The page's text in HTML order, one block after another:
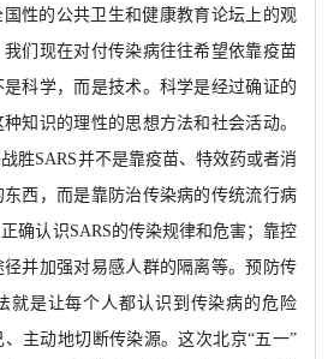
性的公共卫生和健康教育论坛上的观
们现在对付传染病往往希望依靠疫苗
科学，而是技术。科学是经过确证的
知识的理性的思想方法和社会活动。
胜SARS并不是靠疫苗、特效药或者消
西，而是靠防治传染病的传统流行病
确认识SARS的传染规律和危害；靠控
并加强对易感人群的隔离等。预防传
就是让每个人都认识到传染病的危险
主动地切断传染源。这次北京“五一”